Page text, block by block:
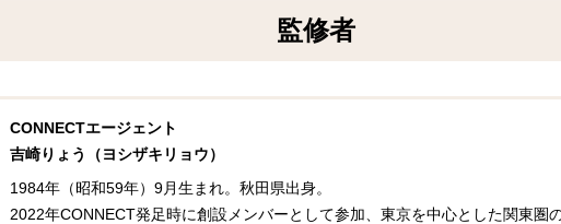
監修者
CONNECTエージェント
吉崎りょう（ヨシザキリョウ）
1984年（昭和59年）9月生まれ。秋田県出身。
2022年CONNECT発足時に創設メンバーとして参加、東京を中心とした関東圏